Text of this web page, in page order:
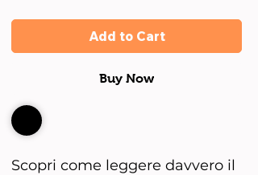
Add to Cart
Buy Now
Scopri come leggere davvero il